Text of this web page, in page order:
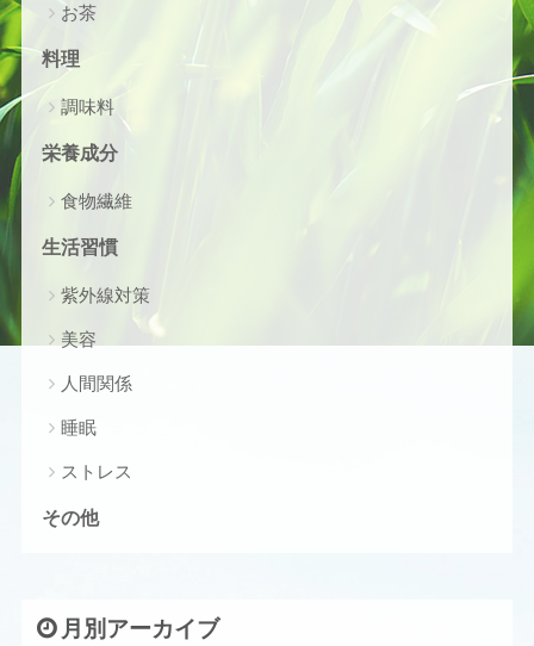
お茶
料理
調味料
栄養成分
食物繊維
生活習慣
紫外線対策
美容
人間関係
睡眠
ストレス
その他
月別アーカイブ